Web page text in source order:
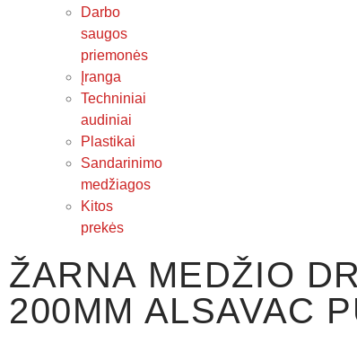
Darbo
saugos
priemonės
Įranga
Techniniai
audiniai
Plastikai
Sandarinimo
medžiagos
Kitos
prekės
ŽARNA MEDŽIO
200MM ALSAVAC